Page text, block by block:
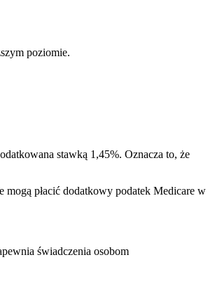
poziomie.
stawką 1,45%. Oznacza to, że
płacić dodatkowy podatek Medicare w
świadczenia osobom